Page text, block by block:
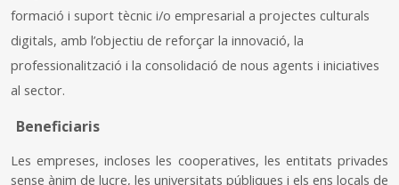
formació i suport tècnic i/o empresarial a projectes culturals
digitals, amb l’objectiu de reforçar la innovació, la
professionalització i la consolidació de nous agents i iniciatives
al sector.
Beneficiaris
Les empreses, incloses les cooperatives, les entitats privades
sense ànim de lucre, les universitats públiques i els ens locals de